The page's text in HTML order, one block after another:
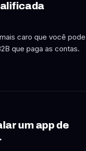
caro que você pode
que paga as contas.
um app de